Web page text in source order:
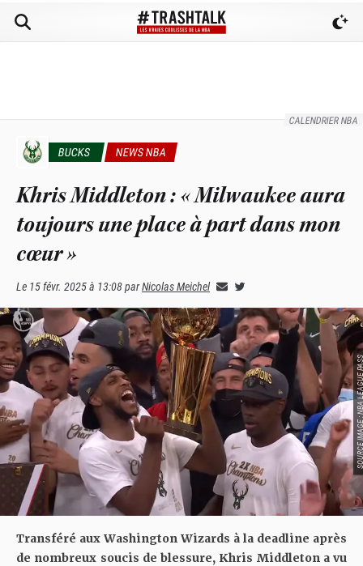
CALENDRIER NBA
BUCKS NEWS NBA
Khris Middleton : « Milwaukee aura
toujours une place à part dans mon
cœur »
Le 15 févr. 2025 à 13:08parNicolas Meichel
SOURCE
Transféré aux Washington Wizards à la deadline après
de nombreux soucis de blessure, Khris Middleton a vu